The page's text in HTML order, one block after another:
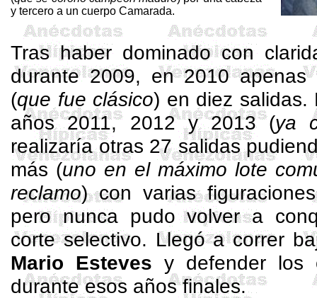
y tercero a un cuerpo Camarada.
Tras haber dominado con
durante 2009, en 2010
(que fue clásico) en diez salidas.
años 2011, 2012 y 2013 (ya
realizaría otras 27 salidas
más (uno en el máximo lote
reclamo) con varias
pero nunca pudo volver a
corte selectivo. Llegó a correr
Mario Esteves y defender
durante esos años finales.